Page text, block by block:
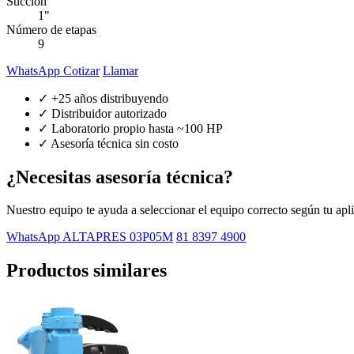
1"
Número de etapas
9
WhatsApp Cotizar Llamar
✓ +25 años distribuyendo
✓ Distribuidor autorizado
✓ Laboratorio propio hasta ~100 HP
✓ Asesoría técnica sin costo
¿Necesitas asesoría técnica?
Nuestro equipo te ayuda a seleccionar el equipo correcto según tu
WhatsApp ALTAPRES 03P05M 81 8397 4900
Productos similares